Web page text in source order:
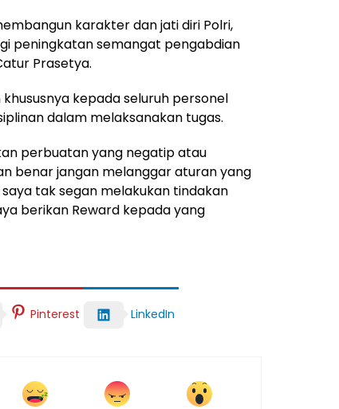
karakter dan jati diri Polri,
peningkatan semangat pengabdian
Prasetya.
kepada seluruh personel
dalam melaksanakan tugas.
perbuatan yang negatip atau
benar jangan melanggar aturan yang
tak segan melakukan tindakan
berikan Reward kepada yang
Pinterest LinkedIn